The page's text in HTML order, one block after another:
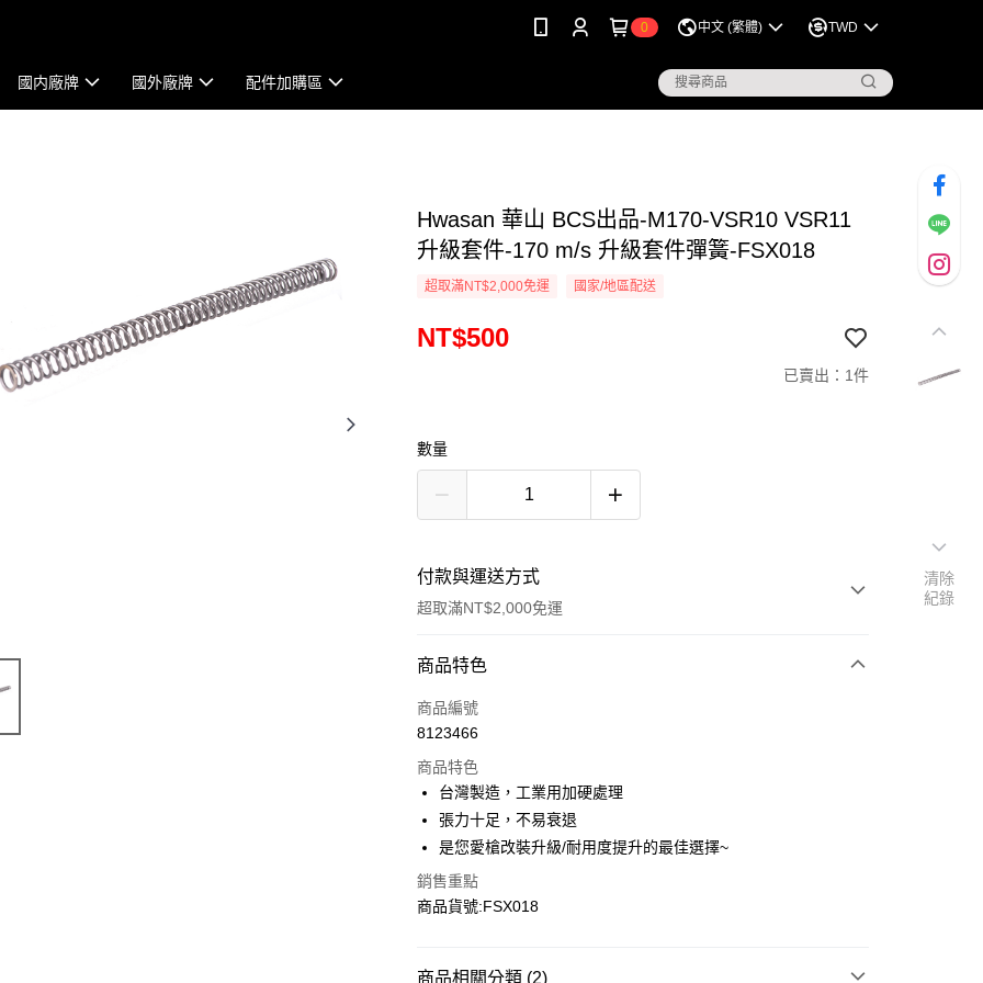
0 中文 (繁體) TWD
國内廠牌 國外廠牌 配件加購區
Hwasan 華山 BCS出品-M170-VSR10 VSR11
升級套件-170 m/s 升級套件彈簧-FSX018
超取滿NT$2,000免運 國家/地區配送
NT$500
已賣出：1件
數量
付款與運送方式
超取滿NT$2,000免運
付款方式
信用卡一次付款
3 期 0 利率 每期 NT$166
合作金庫商業銀行
華南商業銀行
彰化商業銀行
國泰世華商業銀行
臺灣中小企業銀行
元大商業銀行
超商取貨付款
Apple Pay
商品特色
商品編號
8123466
商品特色
台灣製造，工業用加硬處理
張力十足，不易衰退
是您愛槍改裝升級/耐用度提升的最佳選擇~
銷售重點
商品貨號:FSX018
商品相關分類 (2)
清除
紀錄